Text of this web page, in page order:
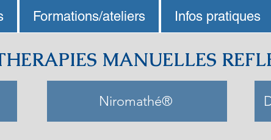
Formations/ateliers Infos pratiques
MANUELLES
Niromathé®